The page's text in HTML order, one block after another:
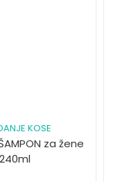
KOSE
za žene
240ml